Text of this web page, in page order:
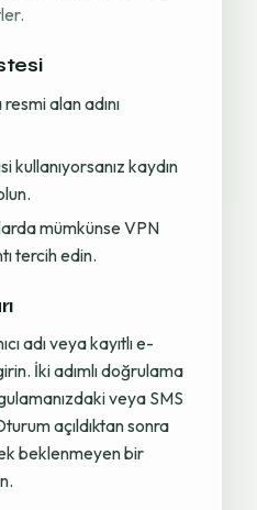
alan adını
kaydın
mümkünse VPN
tercih edin.
adı veya kayıtlı e-
İki adımlı doğrulama
veya SMS
açıldıktan sonra
beklenmeyen bir